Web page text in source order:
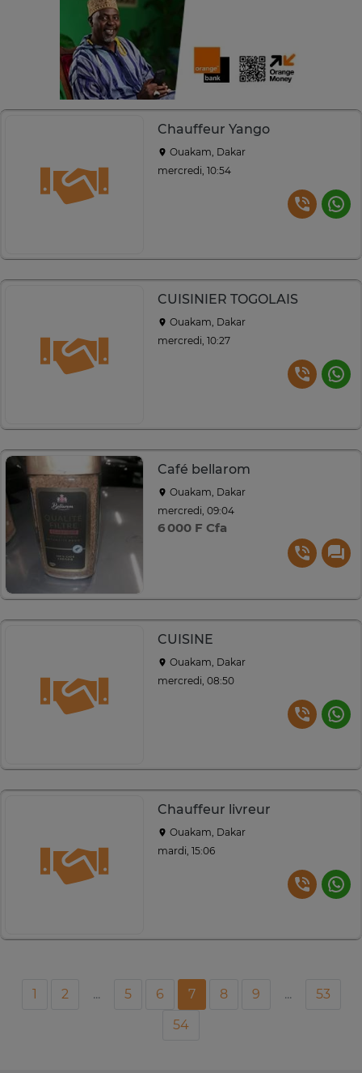
Chauffeur Yango
Ouakam, Dakar
mercredi, 10:54
CUISINIER TOGOLAIS
Ouakam, Dakar
mercredi, 10:27
Café bellarom
Ouakam, Dakar
mercredi, 09:04
6 000 F Cfa
CUISINE
Ouakam, Dakar
mercredi, 08:50
Chauffeur livreur
Ouakam, Dakar
mardi, 15:06
1 2 ... 5 6 7 8 9 ...
53
54